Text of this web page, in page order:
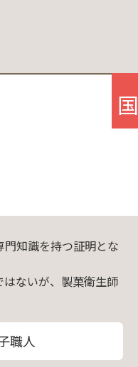
国
知識を持つ証明とな
ないが、製菓衛生師
職人